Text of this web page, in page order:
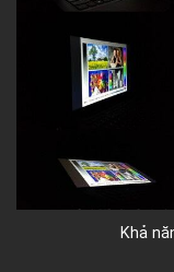
Khả